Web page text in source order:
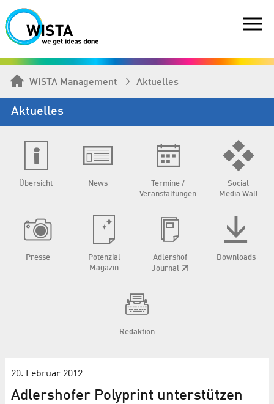
WISTA Management Aktuelles
Aktuelles
Übersicht News
Termine /
Veranstaltungen
Social
Media Wall
Presse
Potenzial
Magazin
Adlershof
Journal
Downloads
Redaktion
20. Februar 2012
Adlershofer Polyprint unterstützen